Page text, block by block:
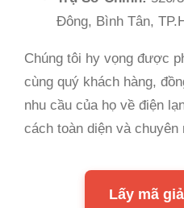
Đông, Bình Tân,
Chúng tôi hy vọng được
cùng quý khách hàng,
nhu cầu của họ về điện
cách toàn diện và chuyên
Lấy mã